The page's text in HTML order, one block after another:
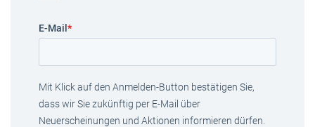
E-Mail *
Mit Klick auf den Anmelden-Button bestätigen Sie,
dass wir Sie zukünftig per E-Mail über
Neuerscheinungen und Aktionen informieren dürfen.